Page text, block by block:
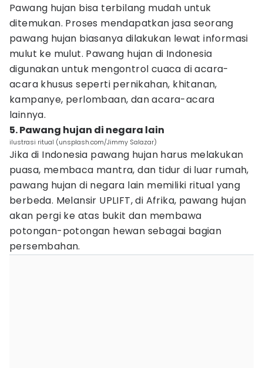
Pawang hujan bisa terbilang mudah untuk
ditemukan. Proses mendapatkan jasa seorang
pawang hujan biasanya dilakukan lewat informasi
mulut ke mulut. Pawang hujan di Indonesia
digunakan untuk mengontrol cuaca di acara-
acara khusus seperti pernikahan, khitanan,
kampanye, perlombaan, dan acara-acara
lainnya.
5. Pawang hujan di negara lain
ilustrasi ritual (unsplash.com/Jimmy Salazar)
Jika di Indonesia pawang hujan harus melakukan
puasa, membaca mantra, dan tidur di luar rumah,
pawang hujan di negara lain memiliki ritual yang
berbeda. Melansir UPLIFT, di Afrika, pawang hujan
akan pergi ke atas bukit dan membawa
potongan-potongan hewan sebagai bagian
persembahan.